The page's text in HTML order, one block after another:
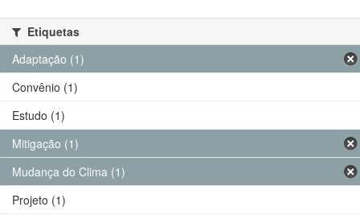
Etiquetas
Adaptação (1)
Convênio (1)
Estudo (1)
Mitigação (1)
Mudança do Clima (1)
Projeto (1)